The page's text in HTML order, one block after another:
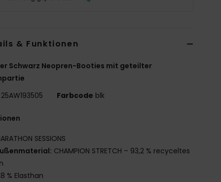
& Funktionen
Schwarz Neopren-Booties mit geteilter
25AW193505 Farbcode blk
SESSIONS
CHAMPION STRETCH – 93,2 % recyceltes
% Elasthan